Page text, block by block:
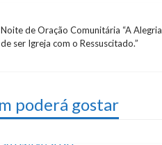
Noite de Oração Comunitária “A Alegria
de ser Igreja com o Ressuscitado.”
poderá gostar